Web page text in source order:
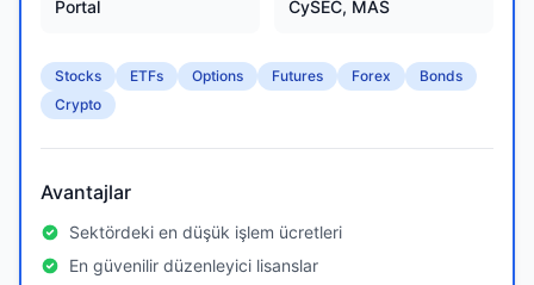
Portal
CySEC, MAS
Stocks ETFs Options Futures Forex
Bonds
Crypto
Avantajlar
Sektördeki en düşük işlem ücretleri
En güvenilir düzenleyici lisanslar